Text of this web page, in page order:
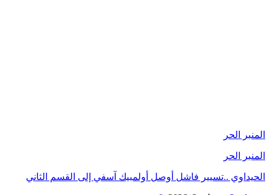
المنبر الحر
المنبر الحر
الحيداوي ..تسيير فاشل أوصل أولمبيك آسفي إلى القسم الثاني